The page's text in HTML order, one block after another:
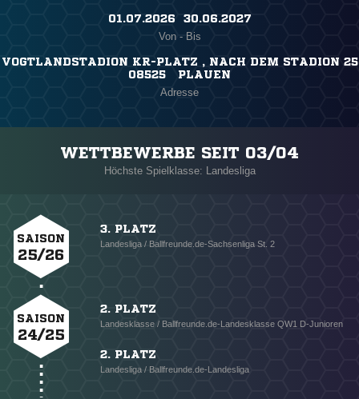
01.07.2026 ​ 30.06.2027
Von - Bis
VOGTLANDSTADION KR-PLATZ , NACH DEM STADION 25
08525 PLAUEN
Adresse
WETTBEWERBE SEIT 03/04
Höchste Spielklasse: Landesliga
SAISON
25/26
3. PLATZ
Landesliga / Ballfreunde.de-Sachsenliga St. 2
SAISON
24/25
2. PLATZ
Landesklasse / Ballfreunde.de-Landesklasse QW1 D-Junioren
2. PLATZ
Landesliga / Ballfreunde.de-Landesliga